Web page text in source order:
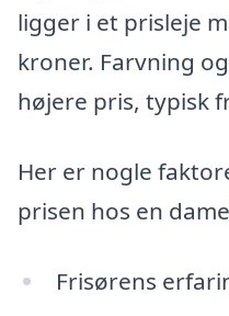
ligger i et prisleje
kroner. Farvning
højere pris, typisk
Her er nogle
prisen hos en
Frisørens